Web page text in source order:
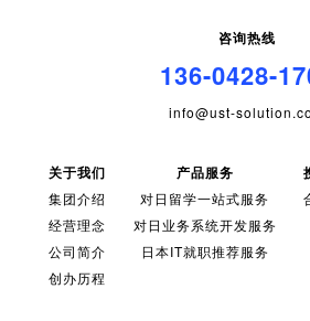
咨询热线
136-0428-
info@ust-
关于我们
集团介绍
经营理念
公司简介
创办历程
产品服务
对日留学一站式服务
对日业务系统开发服务
日本IT就职推荐服务